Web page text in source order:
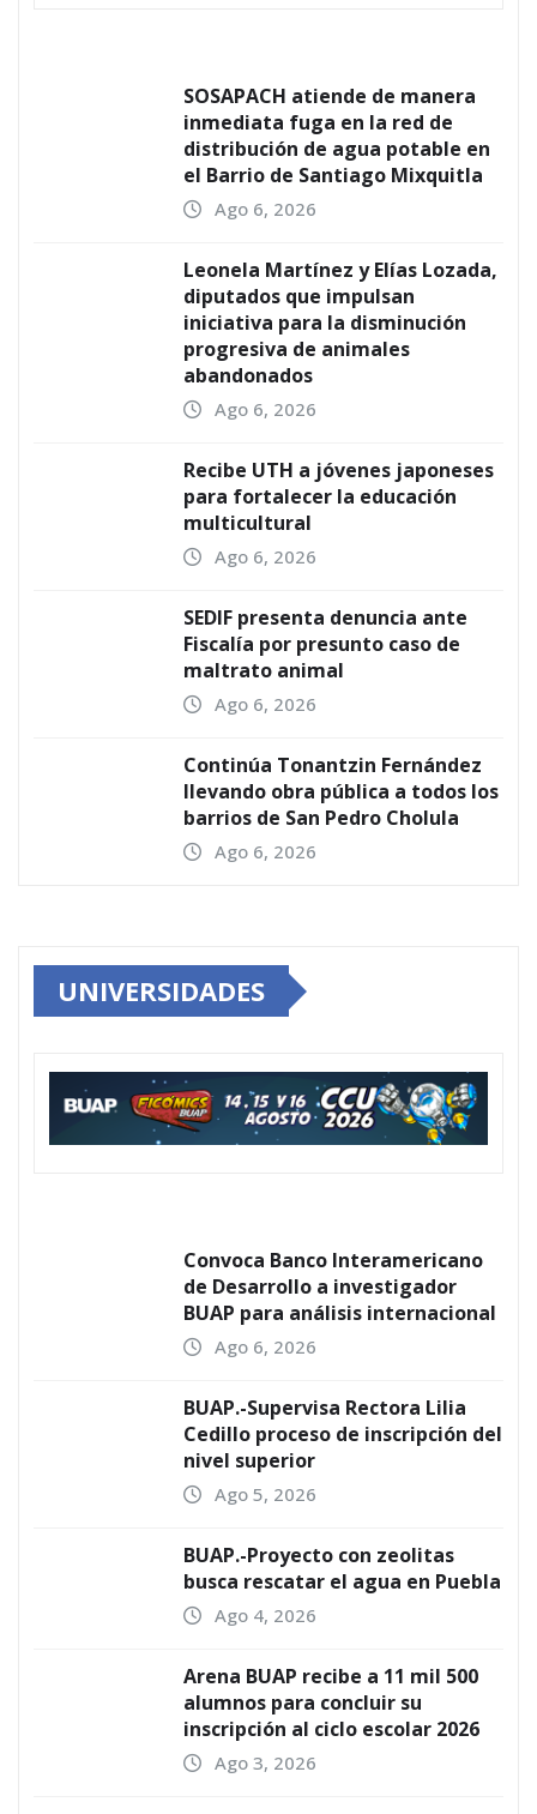
SOSAPACH atiende de manera
inmediata fuga en la red de
distribución de agua potable en
el Barrio de Santiago Mixquitla
Ago 6, 2026
Leonela Martínez y Elías Lozada,
diputados que impulsan
iniciativa para la disminución
progresiva de animales
abandonados
Ago 6, 2026
Recibe UTH a jóvenes japoneses
para fortalecer la educación
multicultural
Ago 6, 2026
SEDIF presenta denuncia ante
Fiscalía por presunto caso de
maltrato animal
Ago 6, 2026
Continúa Tonantzin Fernández
llevando obra pública a todos los
barrios de San Pedro Cholula
Ago 6, 2026
UNIVERSIDADES
Convoca Banco Interamericano
de Desarrollo a investigador
BUAP para análisis internacional
Ago 6, 2026
BUAP.-Supervisa Rectora Lilia
Cedillo proceso de inscripción del
nivel superior
Ago 5, 2026
BUAP.-Proyecto con zeolitas
busca rescatar el agua en Puebla
Ago 4, 2026
Arena BUAP recibe a 11 mil 500
alumnos para concluir su
inscripción al ciclo escolar 2026
Ago 3, 2026